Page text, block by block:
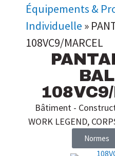
Équipements &
Individuelle »
108VC9/MARCEL
Bâtiment -
WORK LEGEND,
Normes